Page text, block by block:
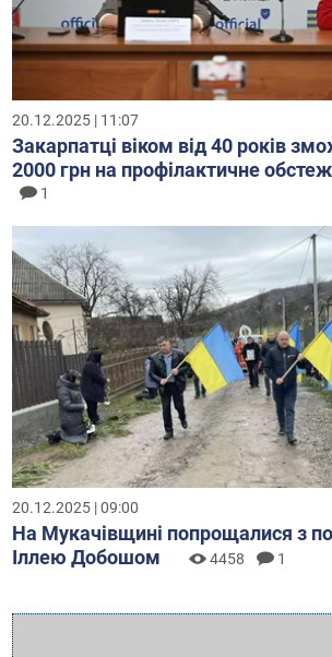
20.12.2025 | 11:07
Закарпатці віком від 40 років
2000 грн на профілактичне
1
20.12.2025 | 09:00
На Мукачівщині попрощалися з
Іллею Добошом
4458 1